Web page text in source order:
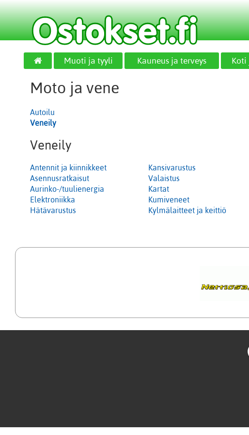
Muoti ja tyyli Kauneus ja terveys Koti
Moto ja vene
Autoilu
Veneily
Veneily
Antennit ja kiinnikkeet
Asennusratkaisut
Aurinko-/tuulienergia
Elektroniikka
Hätävarustus
Kansivarustus
Valaistus
Kartat
Kumiveneet
Kylmälaitteet ja keittiö